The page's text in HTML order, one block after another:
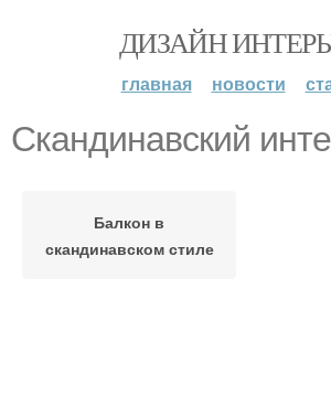
ДИЗАЙН
главная новости
Скандинавский
Балкон в
скандинавском стиле